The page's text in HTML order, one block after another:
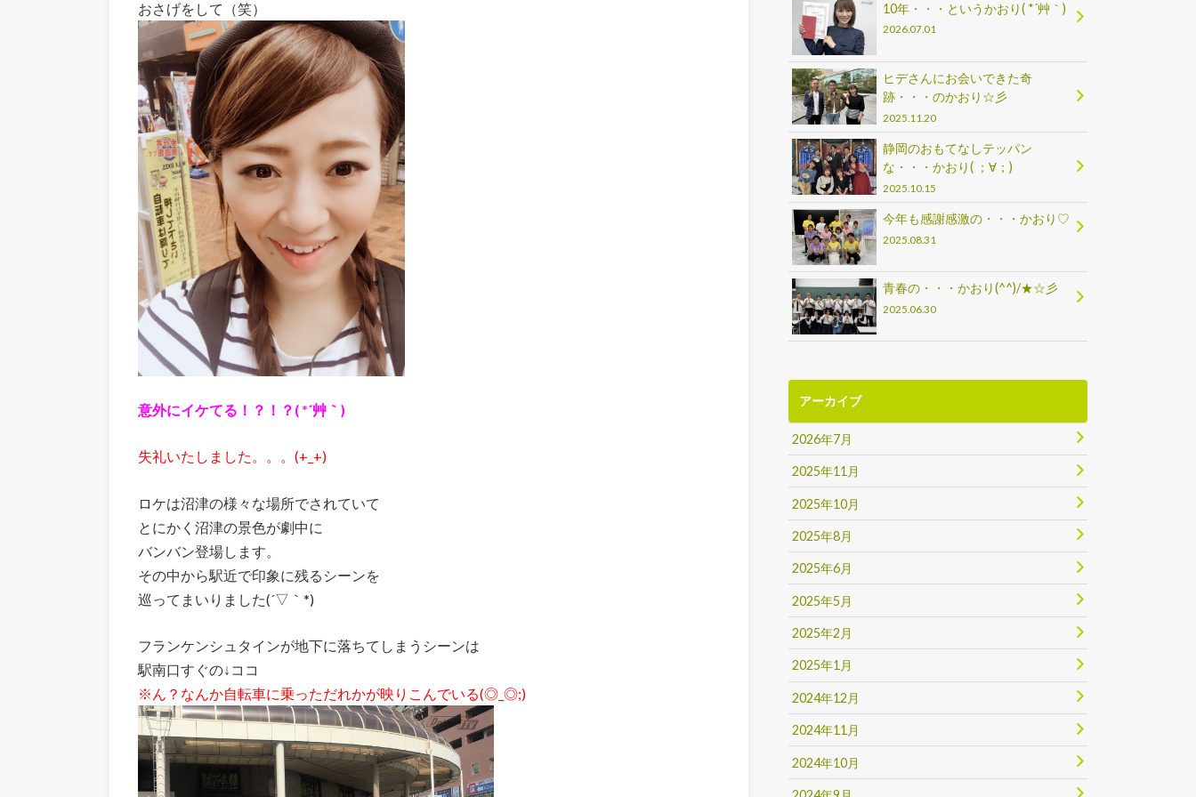
おさげをして（笑）
意外にイケてる！？！？( *´艸｀)
失礼いたしました。。。(+_+)
ロケは沼津の様々な場所でされていて
とにかく沼津の景色が劇中に
バンバン登場します。
その中から駅近で印象に残るシーンを
巡ってまいりました(´▽｀*)
フランケンシュタインが地下に落ちてしまうシーンは
駅南口すぐの↓ココ
※ん？なんか自転車に乗っただれかが映りこんでいる(◎_◎;)
10年・・・というかおり( *´艸｀)
2026.07.01
ヒデさんにお会いできた奇
跡・・・のかおり☆彡
2025.11.20
静岡のおもてなしテッパン
な・・・かおり( ；∀；)
2025.10.15
今年も感謝感激の・・・かおり♡
2025.08.31
青春の・・・かおり(^^)/★☆彡
2025.06.30
アーカイブ
2026年7月
2025年11月
2025年10月
2025年8月
2025年6月
2025年5月
2025年2月
2025年1月
2024年12月
2024年11月
2024年10月